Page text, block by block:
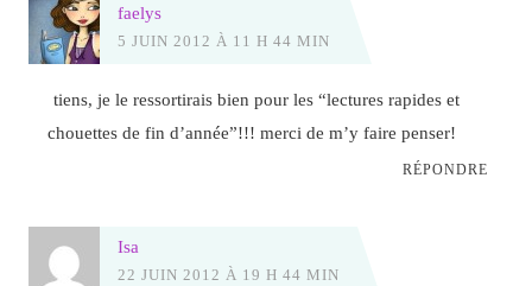
faelys
5 JUIN 2012 À 11 H 44 MIN
tiens, je le ressortirais bien pour les “lectures rapides et
chouettes de fin d’année”!!! merci de m’y faire penser!
RÉPONDRE
Isa
22 JUIN 2012 À 19 H 44 MIN